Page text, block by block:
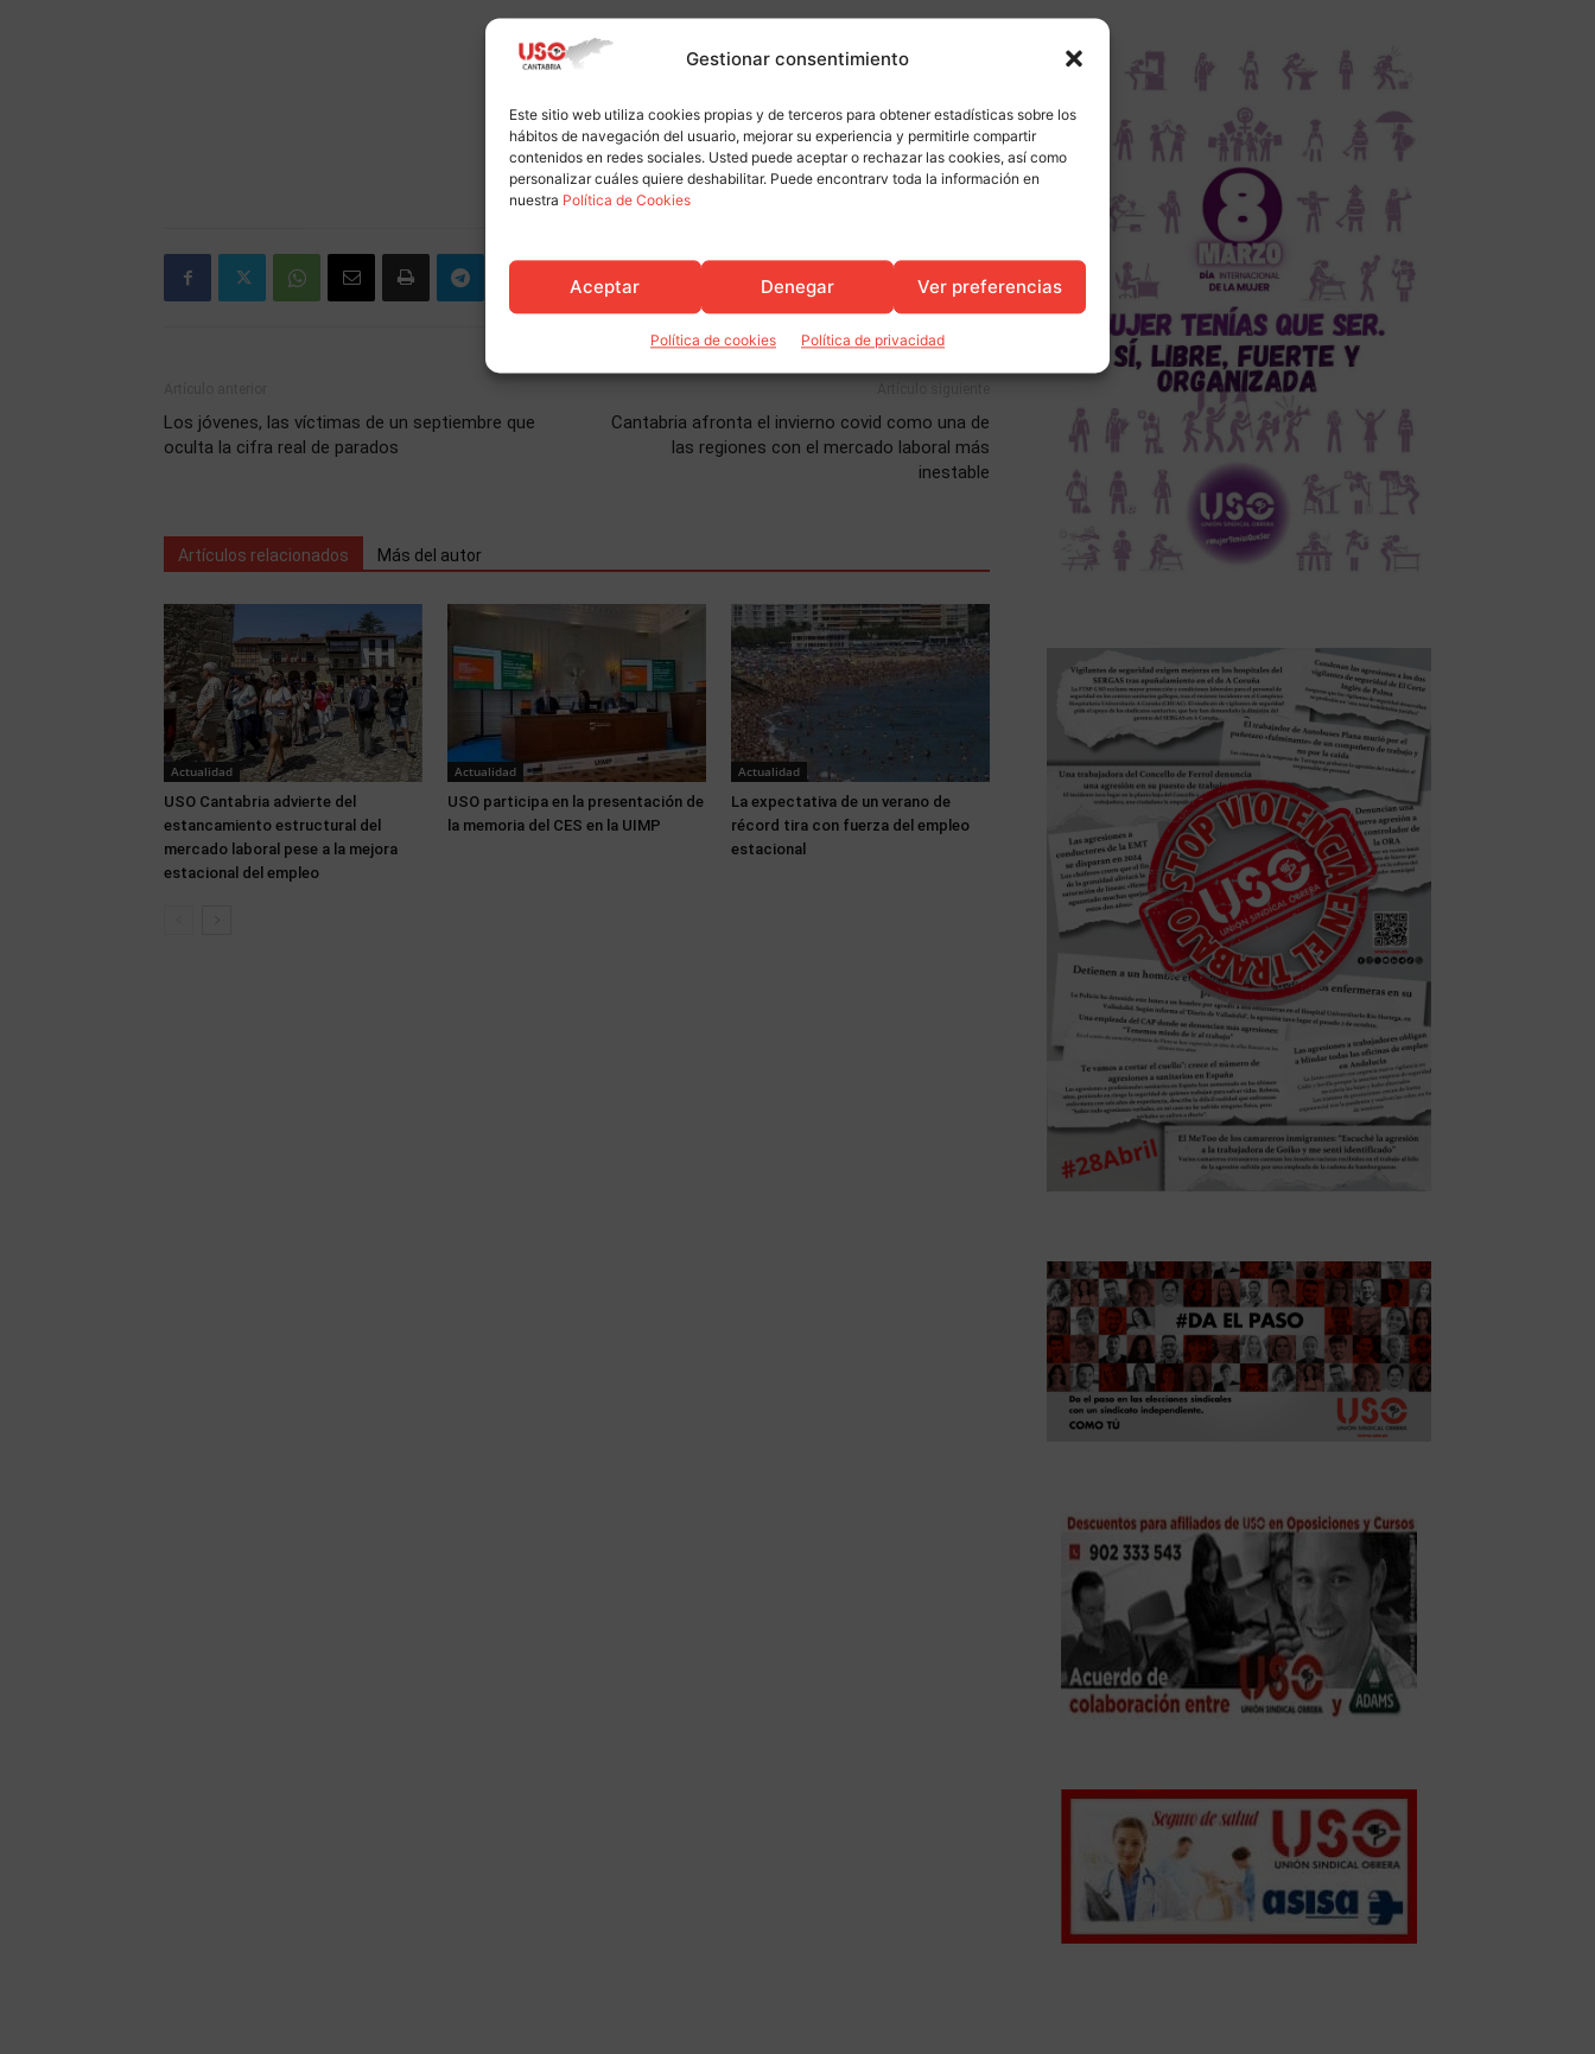
Gestionar consentimiento
Este sitio web utiliza cookies propias y de terceros para obtener estadísticas sobre los
hábitos de navegación del usuario, mejorar su experiencia y permitirle compartir
contenidos en redes sociales. Usted puede aceptar o rechazar las cookies, así como
personalizar cuáles quiere deshabilitar. Puede encontrarv toda la información en
nuestra Política de Cookies
Aceptar Denegar Ver preferencias
Política de cookies Política de privacidad
Los jóvenes, las víctimas de un septiembre que
oculta la cifra real de parados
Cantabria afronta el invierno covid como una de
las regiones con el mercado laboral más
inestable
Artículos relacionados Más del autor
Actualidad
USO Cantabria advierte del
estancamiento estructural del
mercado laboral pese a la mejora
estacional del empleo
Actualidad
USO participa en la presentación de
la memoria del CES en la UIMP
Actualidad
La expectativa de un verano de
récord tira con fuerza del empleo
estacional